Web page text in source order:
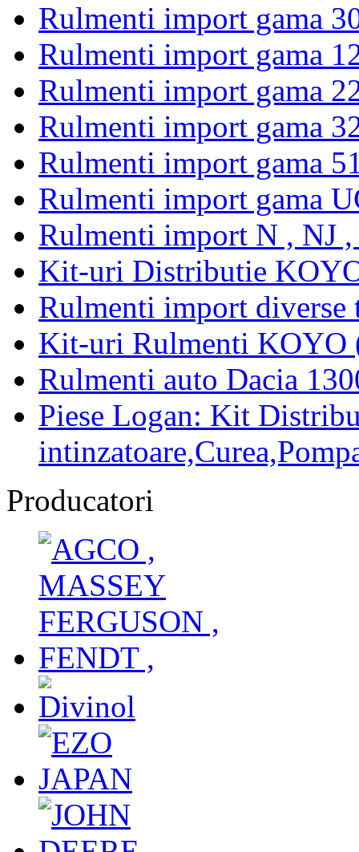
Rulmenti import gama
Rulmenti import gama
Rulmenti import gama
Rulmenti import gama
Rulmenti import gama
Rulmenti import gama
Rulmenti import N , NJ
Kit-uri Distributie
Rulmenti import
Kit-uri Rulmenti KOYO
Rulmenti auto Dacia
Piese Logan: Kit
Producatori